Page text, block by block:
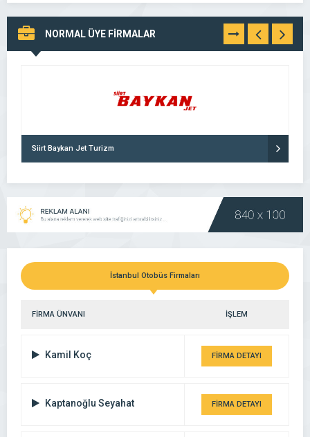
NORMAL ÜYE FİRMALAR TÜMÜNÜ
GÖR
Siirt Baykan Jet Turizm
İstanbul Otobüs Firmaları
FİRMA ÜNVANI İŞLEM
Kamil Koç FİRMA DETAYI
Kaptanoğlu Seyahat FİRMA DETAYI